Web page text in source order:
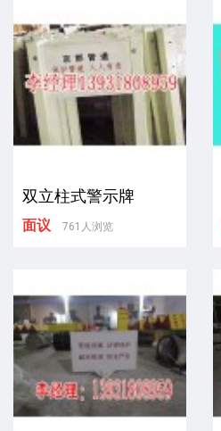
双立柱式警示牌
面议 761人浏览